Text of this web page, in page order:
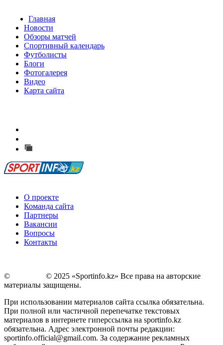
Главная
Новости
Обзоры матчей
Спортивный календарь
Футболисты
Блоги
Фотогалерея
Видео
Карта сайта
О проекте
Команда сайта
Партнеры
Вакансии
Вопросы
Контакты
©
© 2025 «Sportinfo.kz» Все права на авторские
материалы защищены.
При использовании материалов сайта ссылка обязательна.
При полной или частичной перепечатке текстовых
материалов в интернете гиперссылка на sportinfo.kz
обязательна. Адрес электронной почты редакции:
sportinfo.official@gmail.com. За содержание рекламных